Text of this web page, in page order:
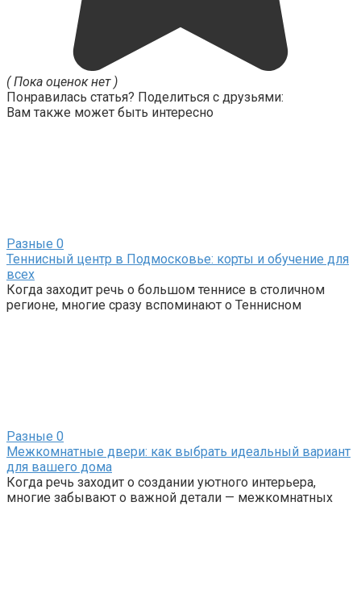
( Пока оценок нет )
Понравилась статья? Поделиться с друзьями:
Вам также может быть интересно
Разные 0
Теннисный центр в Подмосковье: корты и обучение для
всех
Когда заходит речь о большом теннисе в столичном
регионе, многие сразу вспоминают о Теннисном
Разные 0
Межкомнатные двери: как выбрать идеальный вариант
для вашего дома
Когда речь заходит о создании уютного интерьера,
многие забывают о важной детали — межкомнатных